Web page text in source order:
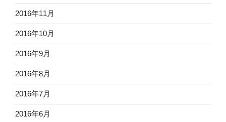
2016年11月
2016年10月
2016年9月
2016年8月
2016年7月
2016年6月